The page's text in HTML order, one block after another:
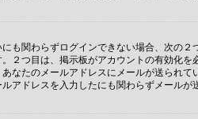
関わらずログインできない場合、次の
２つ目は、掲示板がアカウントの有効化
なたのメールアドレスにメールが送られ
ドレスを入力したにも関わらずメールが